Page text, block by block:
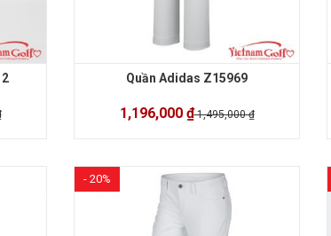
Quần Adidas Z15969
1,196,000 ₫1,495,000 ₫
- 20%